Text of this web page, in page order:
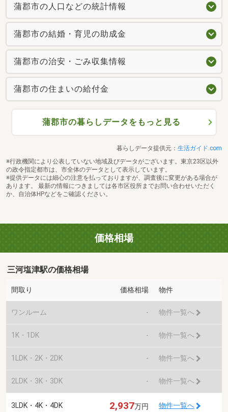
蒲郡市の人口などの統計情報
蒲郡市の結婚・育児の助成金
蒲郡市の治安・ごみ収集情報
蒲郡市の住まいの給付金
蒲郡市の暮らしデータをもっと見る
暮らしデータ提供元： 生活ガイド.com
※行政機関により公表していない地域及びデータがございます。東京23区以外
の政令指定都市は、市全体のデータとして表示しています。
※提供データには細心の注意を払っておりますが、調査後に変更がある場合が
あります。 最新の情報につきましては各市区役所までお問い合わせいただく
か、自治体HPなどをご確認ください。
価格相場
三河塩津駅の価格相場
間取り 価格相場 物件
ワンルーム - 物件一覧へ
1K・1DK - 物件一覧へ
1LDK・2K・2DK - 物件一覧へ
2LDK・3K・3DK - 物件一覧へ
3LDK・4K・4DK 2,937万円 物件一覧へ